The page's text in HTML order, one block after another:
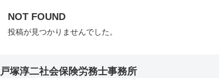
NOT FOUND
投稿が見つかりませんでした。
戸塚淳二社会保険労務士事務所